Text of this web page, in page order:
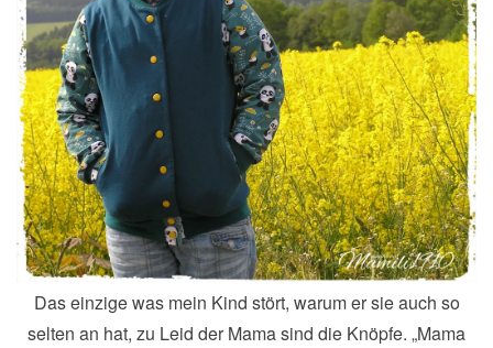
Das einzige was mein Kind stört, warum er sie auch so
selten an hat, zu Leid der Mama sind die Knöpfe. „Mama